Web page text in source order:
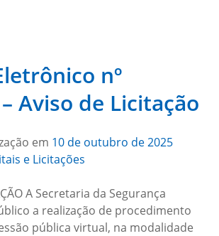
nº
Aviso de Licitação
em 10 de outubro de 2025
e Licitações
A Secretaria da Segurança
a realização de procedimento
pública virtual, na modalidade